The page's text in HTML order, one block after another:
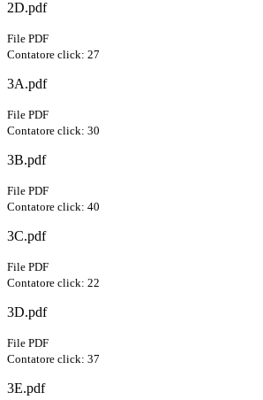
2D.pdf
File PDF
Contatore click: 27
3A.pdf
File PDF
Contatore click: 30
3B.pdf
File PDF
Contatore click: 40
3C.pdf
File PDF
Contatore click: 22
3D.pdf
File PDF
Contatore click: 37
3E.pdf